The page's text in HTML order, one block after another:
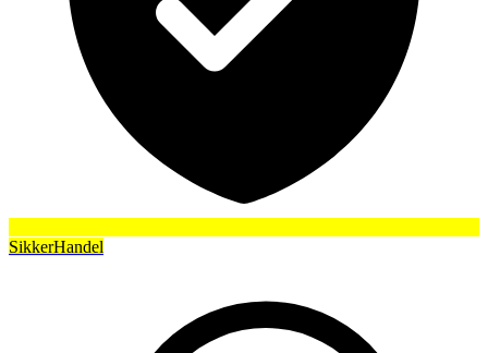
SikkerHandel